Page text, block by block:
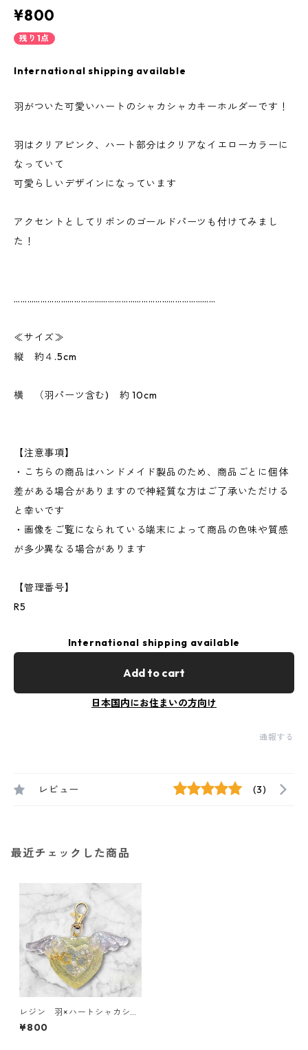
¥800
残り1点
International shipping available
羽がついた可愛いハートのシャカシャカキーホルダーです！
羽はクリアピンク、ハート部分はクリアなイエローカラーに
なっていて
可愛らしいデザインになっています
アクセントとしてリボンのゴールドパーツも付けてみまし
た！
………………………………………………………………………………
≪サイズ≫
縦 約４.5cm
横 （羽パーツ含む) 約 10cm
【注意事項】
・こちらの商品はハンドメイド製品のため、商品ごとに個体
差がある場合がありますので神経質な方はご了承いただける
と幸いです
・画像をご覧になられている端末によって商品の色味や質感
が多少異なる場合があります
【管理番号】
R5
International shipping available
Add to cart
日本国内にお住まいの方向け
通報する
レビュー (3)
最近チェックした商品
レジン 羽×ハートシャカシャ
カキーホルダー
¥800